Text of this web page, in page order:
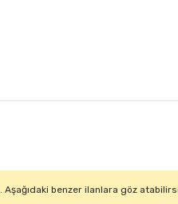
Aşağıdaki benzer ilanlara göz